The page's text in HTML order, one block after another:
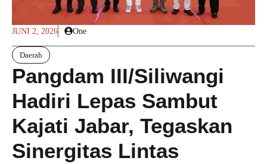
JUNI 2, 2026 One
Daerah
Pangdam III/Siliwangi
Hadiri Lepas Sambut
Kajati Jabar, Tegaskan
Sinergitas Lintas